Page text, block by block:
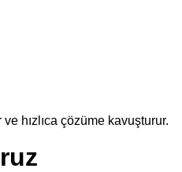
hızlıca çözüme kavuşturur.